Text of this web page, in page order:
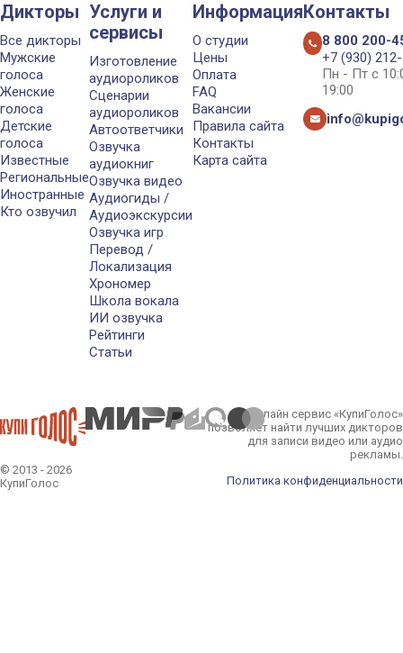
Дикторы
Все дикторы
Мужские
голоса
Женские
голоса
Детские
голоса
Известные
Региональные
Иностранные
Кто озвучил
Услуги и
сервисы
Изготовление
аудиороликов
Сценарии
аудиороликов
Автоответчики
Озвучка
аудиокниг
Озвучка видео
Аудиогиды /
Аудиоэкскурсии
Озвучка игр
Перевод /
Локализация
Хрономер
Школа вокала
ИИ озвучка
Рейтинги
Статьи
Информация
О студии
Цены
Оплата
FAQ
Вакансии
Правила сайта
Контакты
Карта сайта
Контакты
8 800 200-
+7 (930)
Пн - Пт с
19:00
© 2013 - 2026
КупиГолос
Онлайн сервис «КупиГолос»
позволяет найти лучших дикторов
для записи видео или аудио
рекламы.
Политика конфиденциальности